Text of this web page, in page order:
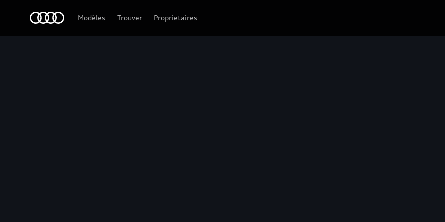
Modèles Trouver Proprietaires